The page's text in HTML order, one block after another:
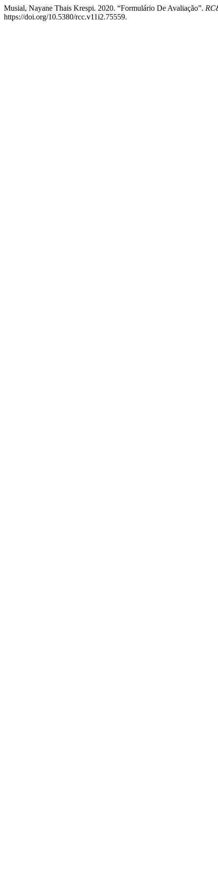
Musial, Nayane Thais Krespi. 2020. “Formulário De Avaliação”.
https://doi.org/10.5380/rcc.v11i2.75559.